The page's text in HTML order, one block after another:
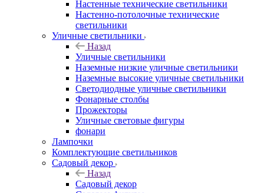
Настенные технические светильники
Настенно-потолочные технические
светильники
Уличные светильники
Назад
Уличные светильники
Наземные низкие уличные светильники
Наземные высокие уличные светильники
Светодиодные уличные светильники
Фонарные столбы
Прожекторы
Уличные световые фигуры
фонари
Лампочки
Комплектующие светильников
Садовый декор
Назад
Садовый декор